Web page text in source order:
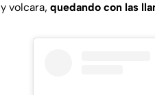
y volcara, quedando con las